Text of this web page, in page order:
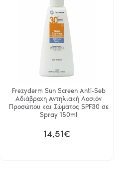
Frezyderm Sun Screen Anti-Seb
Αδιάβροχη Αντηλιακή Λοσιόν
Προσώπου και Σώματος SPF30 σε
Spray 150ml
14,51€